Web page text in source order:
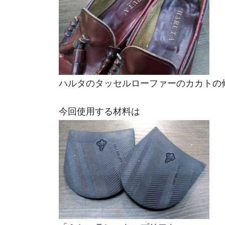
ハルタのタッセルローファーのカカトの
今回使用する材料は